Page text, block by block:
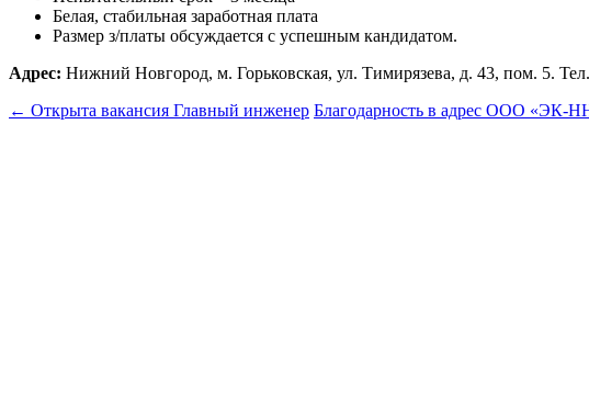
Белая, стабильная заработная плата
Размер з/платы обсуждается с успешным кандидатом.
Адрес: Нижний Новгород, м. Горьковская, ул. Тимирязева, д. 43, пом. 5.
Post
← Открыта вакансия Главный инженер Благодарность в адрес ООО «ЭК-